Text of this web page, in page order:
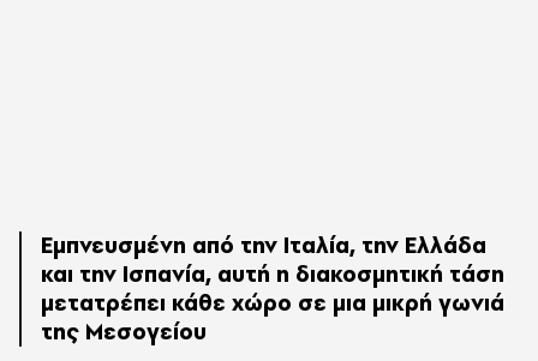
Εμπνευσμένη από την Ιταλία, την Ελλάδα
και την Ισπανία, αυτή η διακοσμητική τάση
μετατρέπει κάθε χώρο σε μια μικρή γωνιά
της Μεσογείου